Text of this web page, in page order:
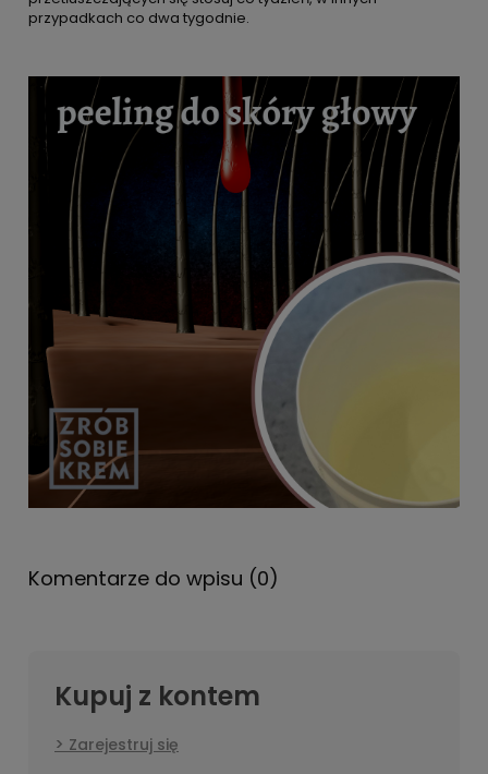
przypadkach co dwa tygodnie.
Komentarze do wpisu (0)
Kupuj z kontem
Zarejestruj się